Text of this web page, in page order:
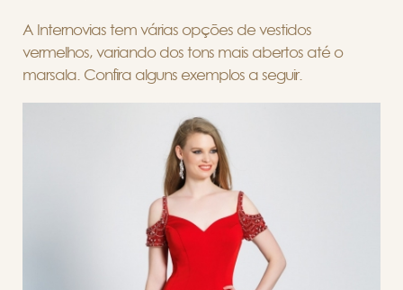
A Internovias tem várias opções de vestidos
vermelhos, variando dos tons mais abertos até o
marsala. Confira alguns exemplos a seguir.